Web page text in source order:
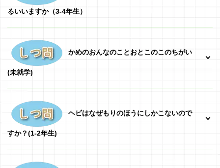
るいいますか（3-4年生）
かめのおんなのことおとこのこのちがい
(未就学)
ヘビはなぜもりのほうにしかこないので
すか？(1-2年生)